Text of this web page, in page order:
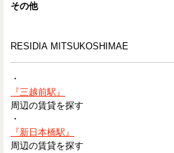
その他
RESIDIA MITSUKOSHIMAE
・
『三越前駅』
周辺の賃貸を探す
・
『新日本橋駅』
周辺の賃貸を探す